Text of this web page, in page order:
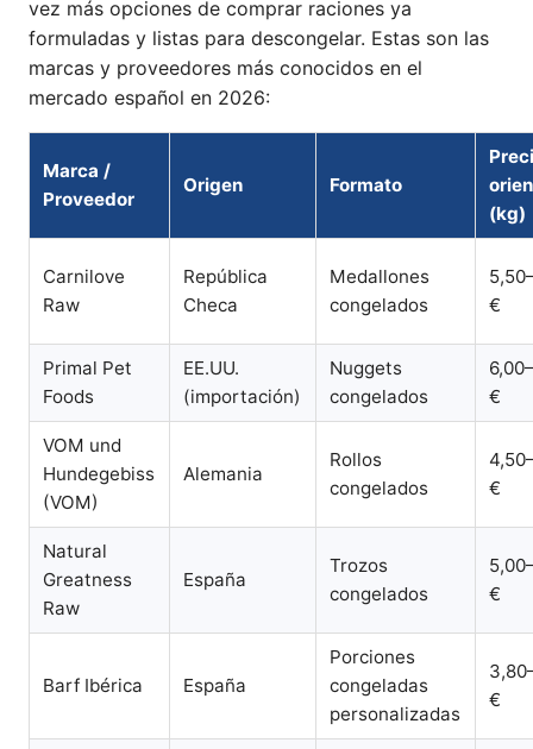
vez más opciones de comprar raciones ya
formuladas y listas para descongelar. Estas son las
marcas y proveedores más conocidos en el
mercado español en 2026:
Marca /
Proveedor
Origen Formato
(kg)
Carnilove
Raw
República
Checa
Medallones
congelados
€
Primal Pet
Foods
EE.UU.
(importación)
Nuggets
congelados
€
VOM und
Hundegebiss
(VOM)
Alemania
Rollos
congelados
€
Natural
Greatness
Raw
España
Trozos
congelados
€
Barf Ibérica España
Porciones
congeladas
personalizadas
€